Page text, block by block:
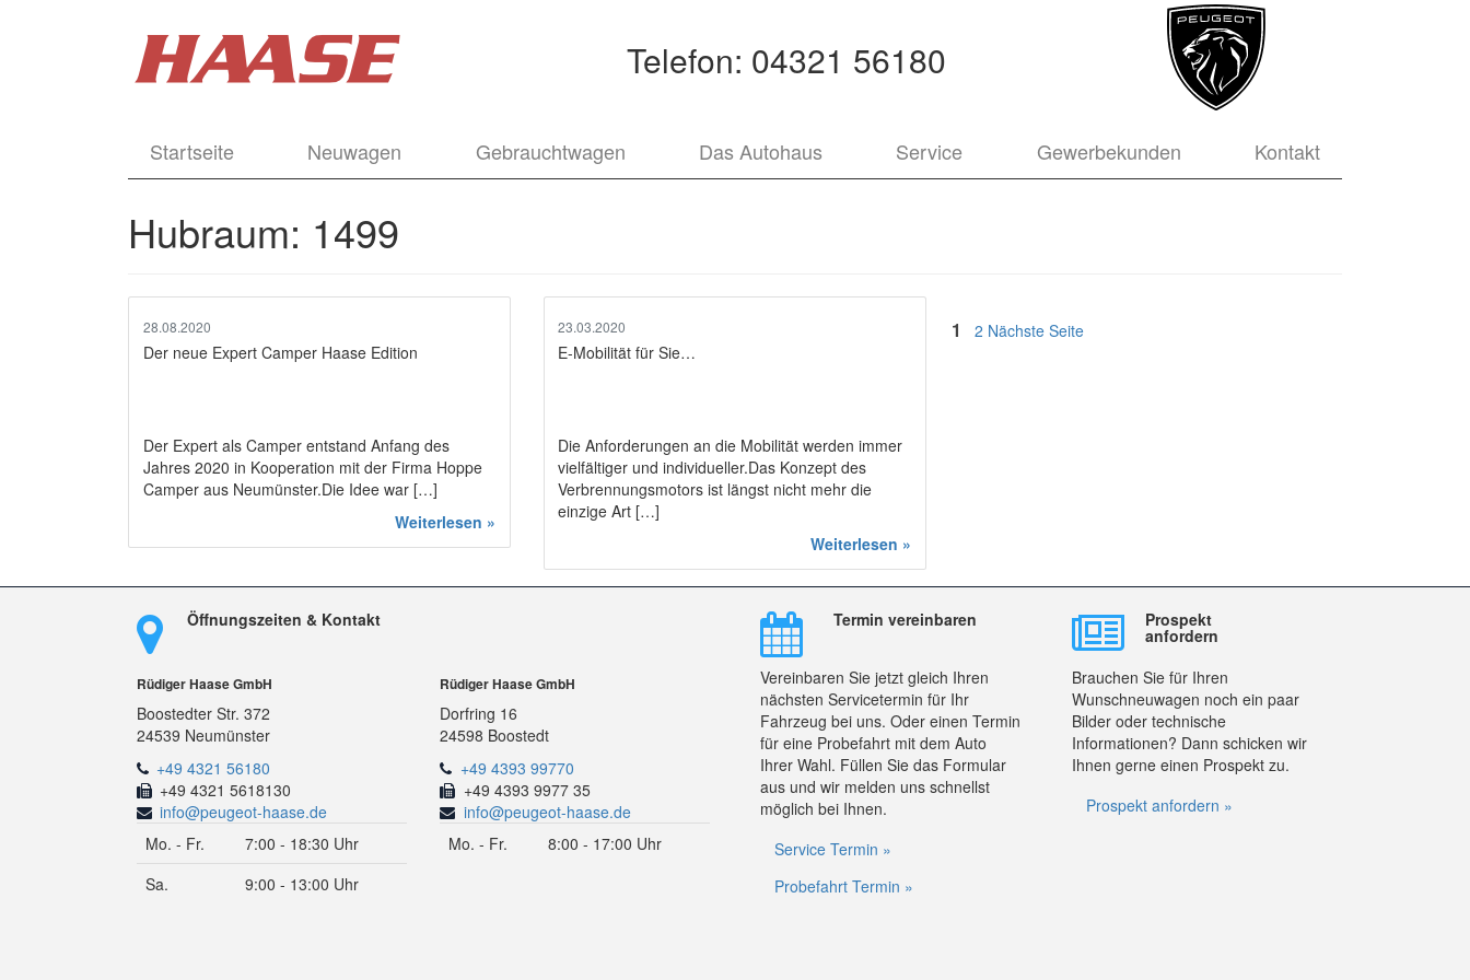
Telefon: 04321 56180
Startseite Neuwagen Gebrauchtwagen Das Autohaus Service Gewerbekunden Kontakt
Hubraum: 1499
28.08.2020
Der neue Expert Camper Haase Edition
Der Expert als Camper entstand Anfang des
Jahres 2020 in Kooperation mit der Firma Hoppe
Camper aus Neumünster.Die Idee war […]
Weiterlesen »
23.03.2020
E-Mobilität für Sie…
Die Anforderungen an die Mobilität werden immer
vielfältiger und individueller.Das Konzept des
Verbrennungsmotors ist längst nicht mehr die
einzige Art […]
Weiterlesen »
Beitragsnavigation
Seite
1 Seite
2 Nächste Seite
Öffnungszeiten & Kontakt
Rüdiger Haase GmbH
Boostedter Str. 372
24539 Neumünster
+49 4321 56180
+49 4321 5618130
info@peugeot-haase.de
Mo. - Fr.
7:00 - 18:30 Uhr
Sa.
9:00 - 13:00 Uhr
Rüdiger Haase GmbH
Dorfring 16
24598 Boostedt
+49 4393 99770
+49 4393 9977 35
info@peugeot-haase.de
Mo. - Fr.
8:00 - 17:00 Uhr
Termin vereinbaren
Vereinbaren Sie jetzt gleich Ihren
nächsten Servicetermin für Ihr
Fahrzeug bei uns. Oder einen Termin
für eine Probefahrt mit dem Auto
Ihrer Wahl. Füllen Sie das Formular
aus und wir melden uns schnellst
möglich bei Ihnen.
Service Termin »
Probefahrt Termin »
Prospekt
anfordern
Brauchen Sie für Ihren
Wunschneuwagen noch ein paar
Bilder oder technische
Informationen? Dann schicken wir
Ihnen gerne einen Prospekt zu.
Prospekt anfordern »